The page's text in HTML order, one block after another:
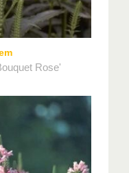
Rose'